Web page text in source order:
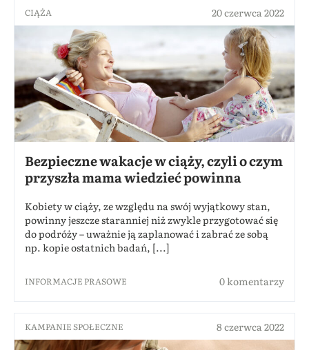
CIĄŻA 20 czerwca 2022
Bezpieczne wakacje w ciąży, czyli o czym
przyszła mama wiedzieć powinna
Kobiety w ciąży, ze względu na swój wyjątkowy stan,
powinny jeszcze staranniej niż zwykle przygotować się
do podróży – uważnie ją zaplanować i zabrać ze sobą
np. kopie ostatnich badań, [...]
INFORMACJE PRASOWE 0 komentarzy
KAMPANIE SPOŁECZNE 8 czerwca 2022